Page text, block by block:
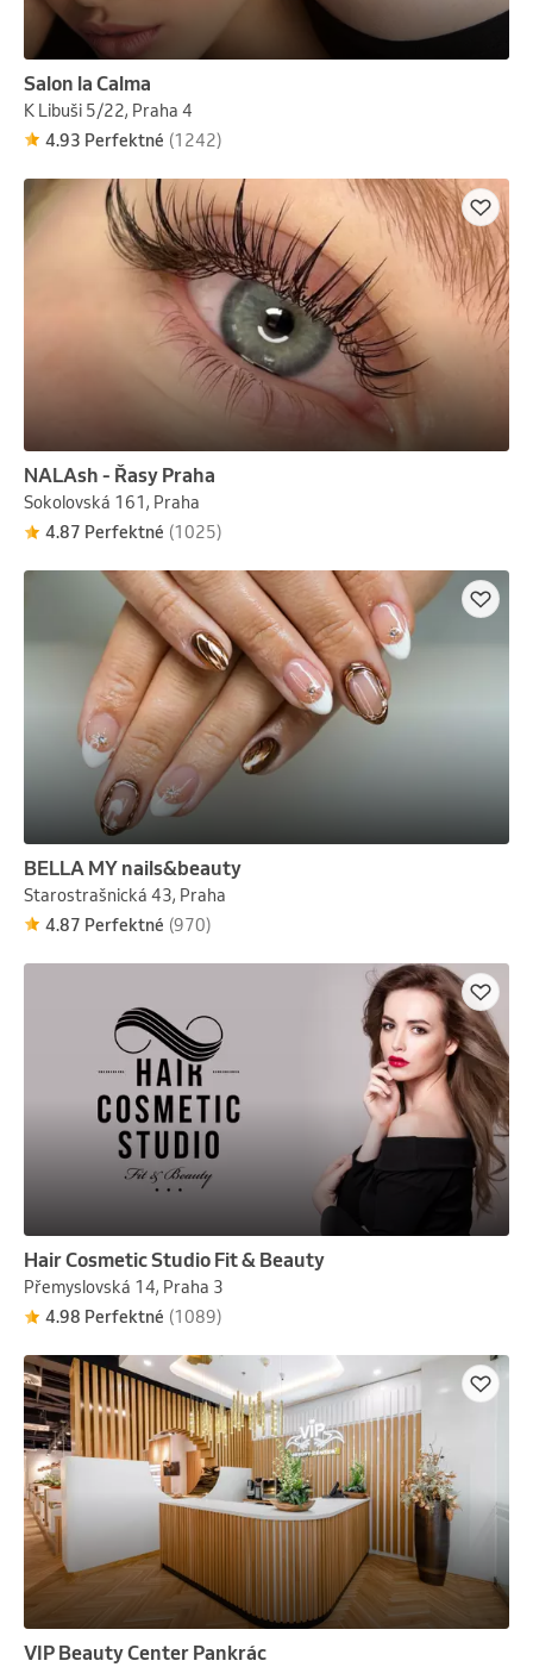
Salon la Calma
K Libuši 5/22, Praha 4
4.93 Perfektné (1242)
NALAsh - Řasy Praha
Sokolovská 161, Praha
4.87 Perfektné (1025)
BELLA MY nails&beauty
Starostrašnická 43, Praha
4.87 Perfektné (970)
Hair Cosmetic Studio Fit & Beauty
Přemyslovská 14, Praha 3
4.98 Perfektné (1089)
VIP Beauty Center Pankrác